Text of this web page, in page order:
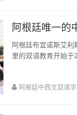
阿根廷唯一的
阿根廷布宜诺斯艾
里的双语教育开始于
阿根廷中西文双语